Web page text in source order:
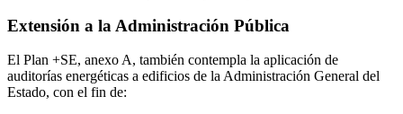
Extensión a la Administración Pública
El Plan +SE, anexo A, también contempla la aplicación de
auditorías energéticas a edificios de la Administración General del
Estado, con el fin de: